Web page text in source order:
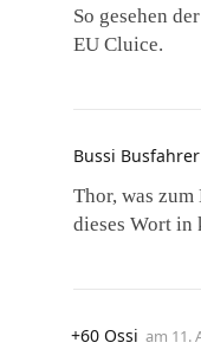
So gesehen
EU Cluice.
Bussi Busfahrer
Thor, was
dieses Wort in
+60 Ossi am 11.